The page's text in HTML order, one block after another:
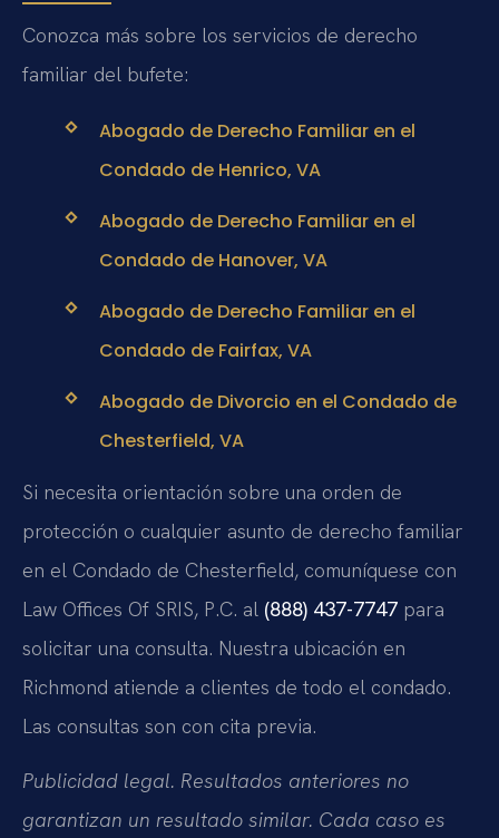
Conozca más sobre los servicios de derecho
familiar del bufete:
Abogado de Derecho Familiar en el
Condado de Henrico, VA
Abogado de Derecho Familiar en el
Condado de Hanover, VA
Abogado de Derecho Familiar en el
Condado de Fairfax, VA
Abogado de Divorcio en el Condado de
Chesterfield, VA
Si necesita orientación sobre una orden de
protección o cualquier asunto de derecho familiar
en el Condado de Chesterfield, comuníquese con
Law Offices Of SRIS, P.C. al (888) 437-7747 para
solicitar una consulta. Nuestra ubicación en
Richmond atiende a clientes de todo el condado.
Las consultas son con cita previa.
Publicidad legal. Resultados anteriores no
garantizan un resultado similar. Cada caso es